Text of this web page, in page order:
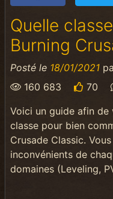
Quelle
Burning
Posté le 18/01/2021
160 683
70
Voici un guide afin de
classe pour bien
Crusade Classic.
inconvénients de
domaines (Leveling,